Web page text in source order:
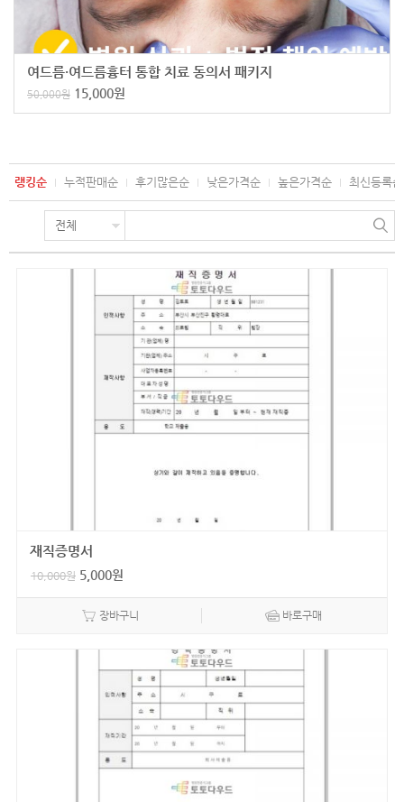
여드름·여드름흉터 통합 치료 동의서 패키지
50,000원 15,000원
랭킹순 누적판매순 후기많은순 낮은가격순 높은가격순 최신등록순
재직증명서
10,000원 5,000원
장바구니 바로구매